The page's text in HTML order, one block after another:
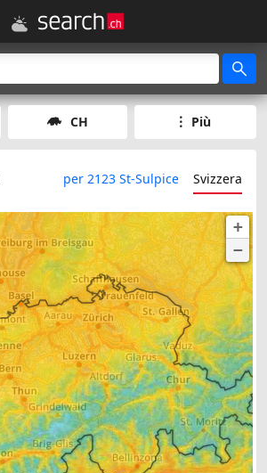
CH Più
per 2123 St-Sulpice Svizzera
+
−